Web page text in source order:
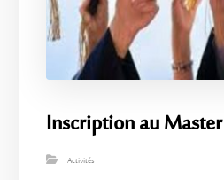
Inscription au Master
Activités